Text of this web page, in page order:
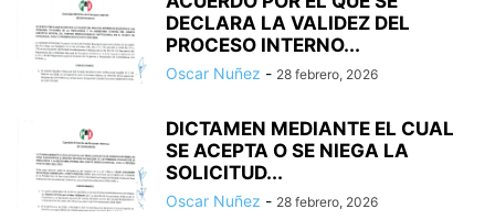
DECLARA LA VALIDEZ DEL
PROCESO INTERNO...
Oscar Nuñez - 28 febrero, 2026
DICTAMEN MEDIANTE EL CUAL
SE ACEPTA O SE NIEGA LA
SOLICITUD...
Oscar Nuñez - 28 febrero, 2026